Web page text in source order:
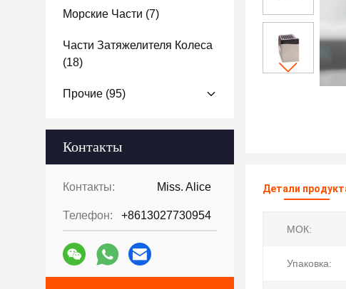
Морские Части (7)
Части Затяжелителя Колеса
(18)
Прочие (95)
Контакты
Контакты: Miss. Alice
Телефон: +8613027730954
Детали
МОК:
Упаковка: